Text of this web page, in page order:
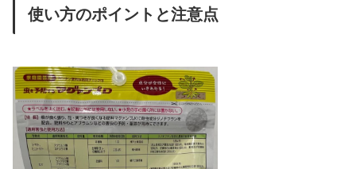
使い方のポイントと注意点